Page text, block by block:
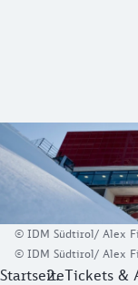
Meran:
Kann ein
Zu dieser
Auch das
© IDM Südtirol/ Alex
© IDM Südtirol/ Alex
StartseiteTickets &